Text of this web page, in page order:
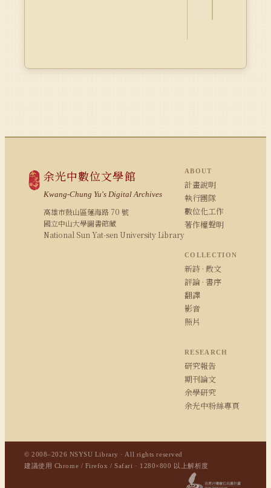
余光中數位文學館
Kwang-Chung Yu's Digital Archives
高雄市鼓山區蓮海路 70 號
國立中山大學圖書館藏
National Sun Yat-sen University Library
ABOUT
計畫說明
執行團隊
數位化工作
著作權聲明
COLLECTION
新詩 · 散文
評論 · 書序
翻譯
影音
照片
RESEARCH
研究報告
期刊論文
余學研究
余光中粉絲專頁
© 2008–2026 NSYSU Library · All rights reserved
建議使用 Chrome / Firefox / Safari · 1280×800 以上解析度